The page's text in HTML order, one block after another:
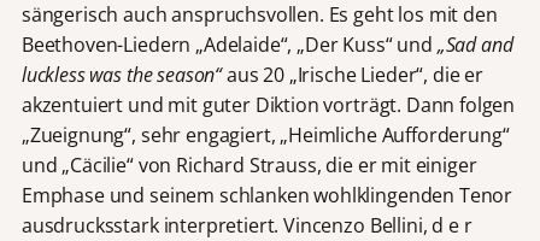
sängerisch auch anspruchsvollen. Es geht los mit den
Beethoven-Liedern „Adelaide“, „Der Kuss“ und „Sad and
luckless was the season“aus 20 „Irische Lieder“, die er
akzentuiert und mit guter Diktion vorträgt. Dann folgen
„Zueignung“, sehr engagiert, „Heimliche Aufforderung“
und „Cäcilie“ von Richard Strauss, die er mit einiger
Emphase und seinem schlanken wohlklingenden Tenor
ausdrucksstark interpretiert. Vincenzo Bellini, d e r